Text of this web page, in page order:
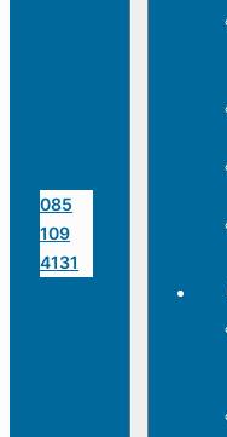
085
109
4131